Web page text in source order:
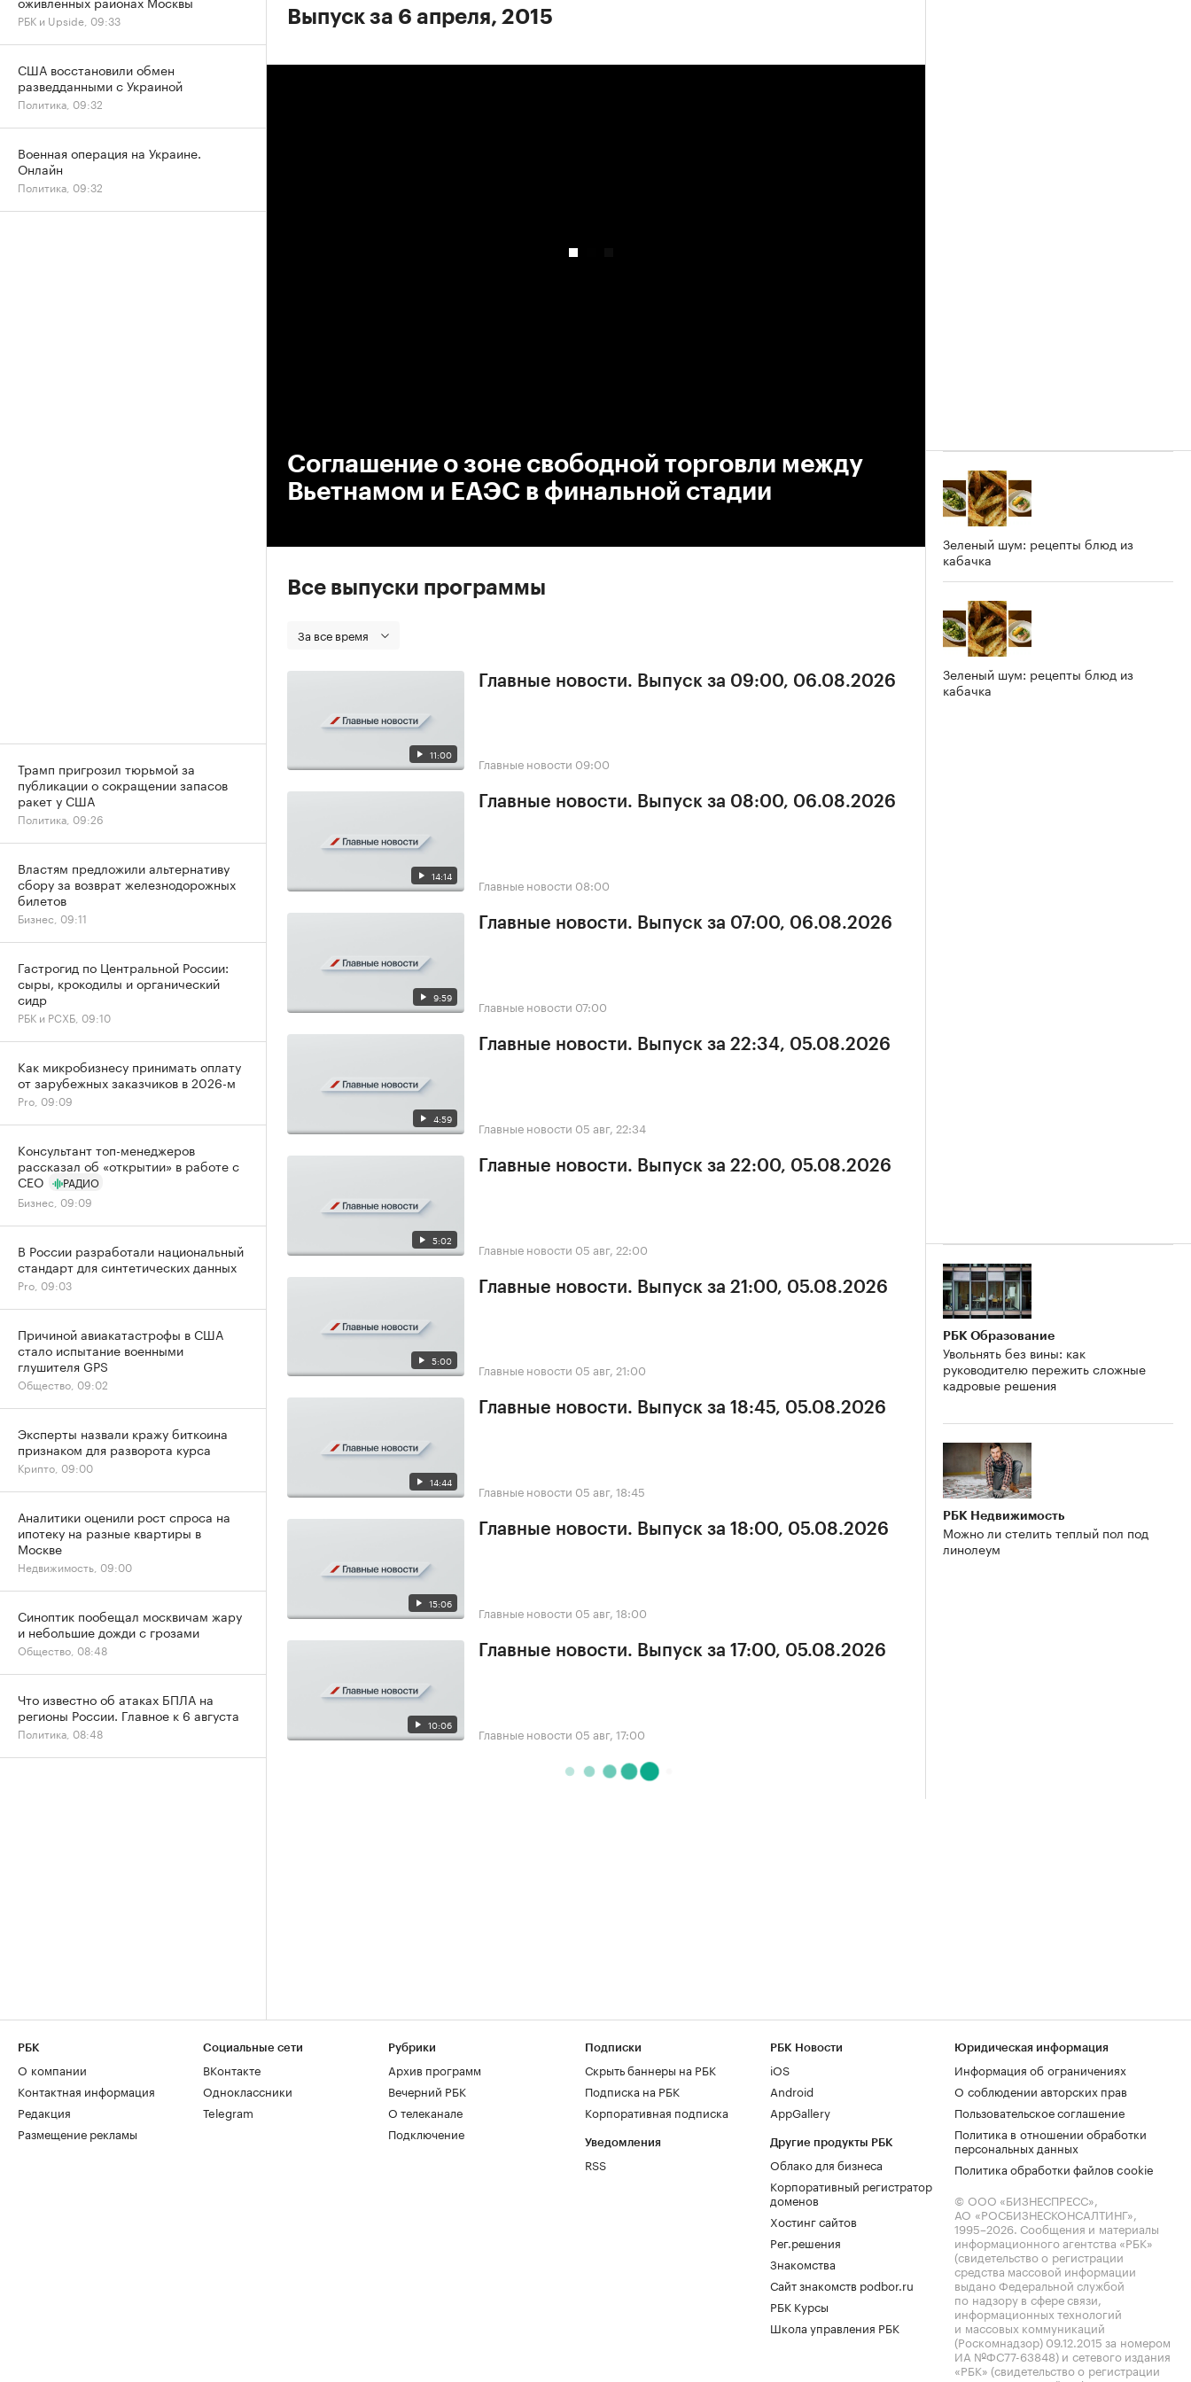
Выпуск за 6 апреля, 2015
Соглашение о зоне свободной торговли между
Вьетнамом и ЕАЭС в финальной стадии
Все выпуски программы
За все время
11:00
Главные новости. Выпуск за 09:00, 06.08.2026
Главные новости 09:00
14:14
Главные новости. Выпуск за 08:00, 06.08.2026
Главные новости 08:00
9:59
Главные новости. Выпуск за 07:00, 06.08.2026
Главные новости 07:00
4:59
Главные новости. Выпуск за 22:34, 05.08.2026
Главные новости 05 авг, 22:34
5:02
Главные новости. Выпуск за 22:00, 05.08.2026
Главные новости 05 авг, 22:00
5:00
Главные новости. Выпуск за 21:00, 05.08.2026
Главные новости 05 авг, 21:00
14:44
Главные новости. Выпуск за 18:45, 05.08.2026
Главные новости 05 авг, 18:45
15:06
Главные новости. Выпуск за 18:00, 05.08.2026
Главные новости 05 авг, 18:00
10:06
Главные новости. Выпуск за 17:00, 05.08.2026
Главные новости 05 авг, 17:00
Зеленый шум: рецепты блюд из
кабачка
Зеленый шум: рецепты блюд из
кабачка
РБК Образование
Увольнять без вины: как
руководителю пережить сложные
кадровые решения
РБК Недвижимость
Можно ли стелить теплый пол под
линолеум
РБК и Upside, 09:33
США восстановили обмен
разведданными с Украиной
Политика, 09:32
Военная операция на Украине.
Онлайн
Политика, 09:32
Трамп пригрозил тюрьмой за
публикации о сокращении запасов
ракет у США
Политика, 09:26
Властям предложили альтернативу
сбору за возврат железнодорожных
билетов
Бизнес, 09:11
Гастрогид по Центральной России:
сыры, крокодилы и органический
сидр
РБК и РСХБ, 09:10
Как микробизнесу принимать оплату
от зарубежных заказчиков в 2026-м
Pro, 09:09
Консультант топ-менеджеров
рассказал об «открытии» в работе с
CEO
РАДИО
Бизнес, 09:09
В России разработали национальный
стандарт для синтетических данных
Pro, 09:03
Причиной авиакатастрофы в США
стало испытание военными
глушителя GPS
Общество, 09:02
Эксперты назвали кражу биткоина
признаком для разворота курса
Крипто, 09:00
Аналитики оценили рост спроса на
ипотеку на разные квартиры в
Москве
Недвижимость, 09:00
Синоптик пообещал москвичам жару
и небольшие дожди с грозами
Общество, 08:48
Что известно об атаках БПЛА на
регионы России. Главное к 6 августа
Политика, 08:48
РБК
О компании
Контактная информация
Редакция
Размещение рекламы
Социальные сети
ВКонтакте
Одноклассники
Telegram
Рубрики
Архив программ
Вечерний РБК
О телеканале
Подключение
Подписки
Скрыть баннеры на РБК
Подписка на РБК
Корпоративная подписка
Уведомления
RSS
РБК Новости
iOS
Android
AppGallery
Другие продукты РБК
Облако для бизнеса
Корпоративный регистратор
доменов
Хостинг сайтов
Рег.решения
Знакомства
Сайт знакомств podbor.ru
РБК Курсы
Школа управления РБК
Юридическая информация
Информация об ограничениях
О соблюдении авторских прав
Пользовательское соглашение
Политика в отношении обработки
персональных данных
Политика обработки файлов cookie
© ООО «БИЗНЕСПРЕСС»,
АО «РОСБИЗНЕСКОНСАЛТИНГ»,
1995–2026. Сообщения и материалы
информационного агентства «РБК»
(свидетельство о регистрации
средства массовой информации
выдано Федеральной службой
по надзору в сфере связи,
информационных технологий
и массовых коммуникаций
(Роскомнадзор) 09.12.2015 за номером
ИА №ФС77-63848) и сетевого издания
«РБК» (свидетельство о регистрации